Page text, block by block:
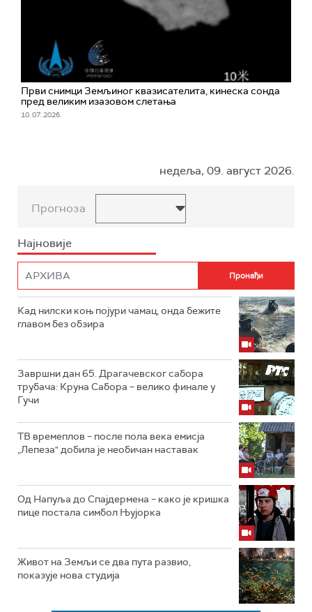
Први снимци Земљиног квазисателита, кинеска сонда
пред великим изазовом слетања
10. 07. 2026.
недеља, 09. август 2026.
Прогноза
Најновије
Кад нилски коњ појури чамац, онда бежите
главом без обзира
Завршни дан 65. Драгачевског сабора
трубача: Круна Сабора – велико финале у
Гучи
ТВ времеплов – после пола века емисја
„Лепеза" добила је необичан наставак
Од Напуља до Спајдермена – како је кришка
пице постала симбол Њујорка
Живот на Земљи се два пута развио,
показује нова студија